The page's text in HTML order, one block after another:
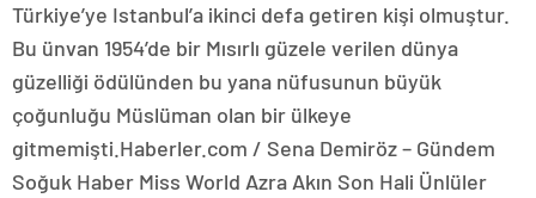
Türkiye’ye Istanbul’a ikinci defa getiren kişi olmuştur.
Bu ünvan 1954’de bir Mısırlı güzele verilen dünya
güzelliği ödülünden bu yana nüfusunun büyük
çoğunluğu Müslüman olan bir ülkeye
gitmemişti.Haberler.com / Sena Demiröz – Gündem
Soğuk Haber Miss World Azra Akın Son Hali Ünlüler